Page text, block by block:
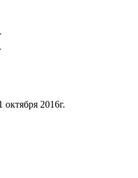
октября 2016г.